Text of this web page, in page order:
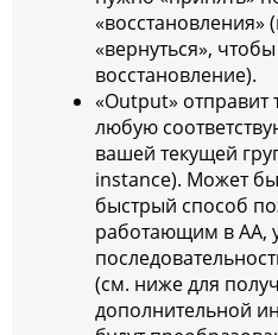
«вернуться»,
восстановление).
«Output» отправит
любую
вашей текущей
instance). Может
быстрый способ
работающим в АА,
(см. ниже для
дополнительной